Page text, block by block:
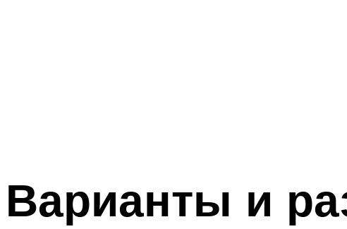
Варианты и